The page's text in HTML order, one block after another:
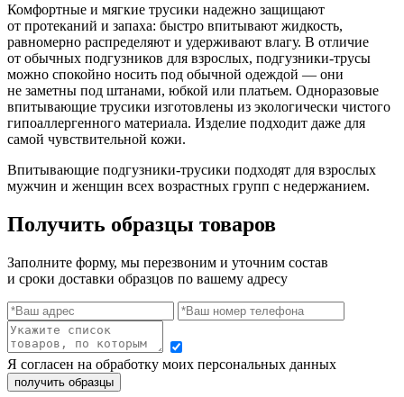
Комфортные и мягкие трусики надежно защищают
от протеканий и запаха: быстро впитывают жидкость,
равномерно распределяют и удерживают влагу. В отличие
от обычных подгузников для взрослых, подгузники-трусы
можно спокойно носить под обычной одеждой — они
не заметны под штанами, юбкой или платьем. Одноразовые
впитывающие трусики изготовлены из экологически чистого
гипоаллергенного материала. Изделие подходит даже для
самой чувствительной кожи.
Впитывающие подгузники-трусики подходят для взрослых
мужчин и женщин всех возрастных групп с недержанием.
Получить образцы товаров
Заполните форму, мы перезвоним и уточним состав
и сроки доставки образцов по вашему адресу
Я согласен на обработку моих персональных данных